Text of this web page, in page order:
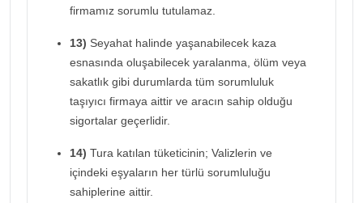
firmamız sorumlu tutulamaz.
13) Seyahat halinde yaşanabilecek kaza
esnasında oluşabilecek yaralanma, ölüm veya
sakatlık gibi durumlarda tüm sorumluluk
taşıyıcı firmaya aittir ve aracın sahip olduğu
sigortalar geçerlidir.
14) Tura katılan tüketicinin; Valizlerin ve
içindeki eşyaların her türlü sorumluluğu
sahiplerine aittir.